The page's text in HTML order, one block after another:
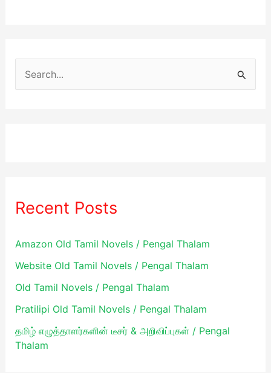
o
:
Recent Posts
Amazon Old Tamil Novels / Pengal Thalam
Website Old Tamil Novels / Pengal Thalam
Old Tamil Novels / Pengal Thalam
Pratilipi Old Tamil Novels / Pengal Thalam
தமிழ் எழுத்தாளர்களின் டீசர் & அறிவிப்புகள் / Pengal
Thalam